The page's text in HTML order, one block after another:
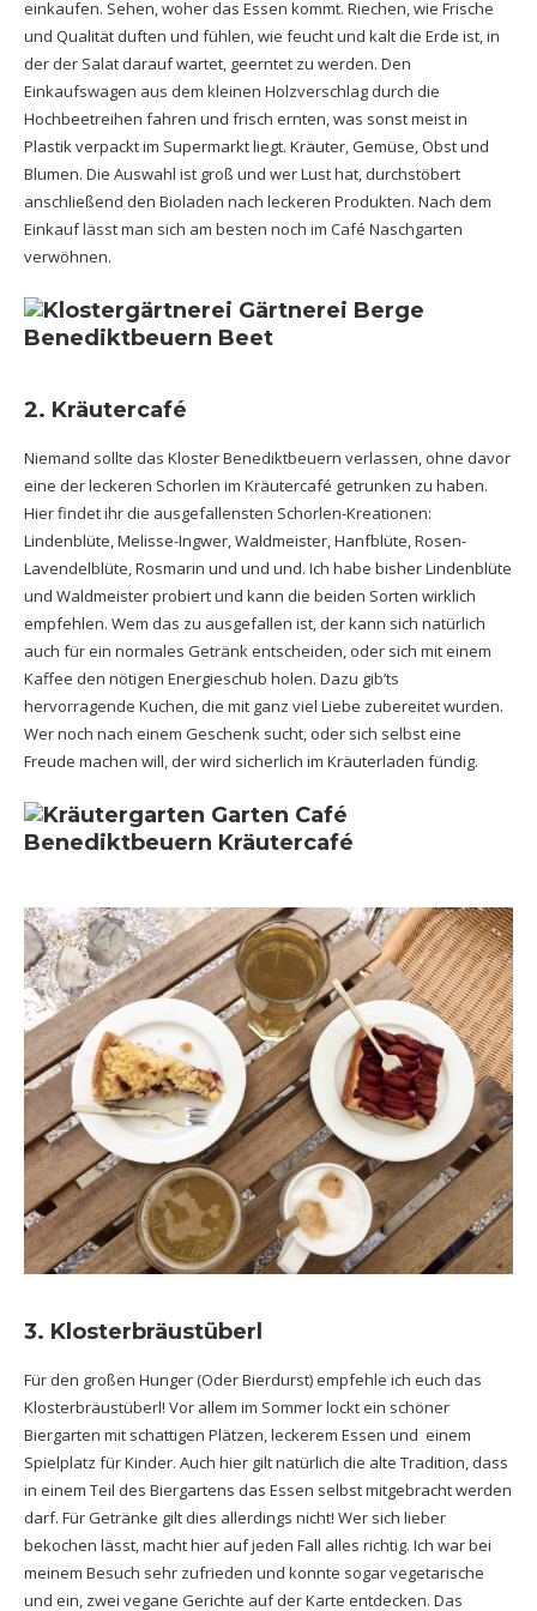
einkaufen. Sehen, woher das Essen kommt. Riechen, wie Frische
und Qualität duften und fühlen, wie feucht und kalt die Erde ist, in
der der Salat darauf wartet, geerntet zu werden. Den
Einkaufswagen aus dem kleinen Holzverschlag durch die
Hochbeetreihen fahren und frisch ernten, was sonst meist in
Plastik verpackt im Supermarkt liegt. Kräuter, Gemüse, Obst und
Blumen. Die Auswahl ist groß und wer Lust hat, durchstöbert
anschließend den Bioladen nach leckeren Produkten. Nach dem
Einkauf lässt man sich am besten noch im Café Naschgarten
verwöhnen.
2. Kräutercafé
Niemand sollte das Kloster Benediktbeuern verlassen, ohne davor
eine der leckeren Schorlen im Kräutercafé getrunken zu haben.
Hier findet ihr die ausgefallensten Schorlen-Kreationen:
Lindenblüte, Melisse-Ingwer, Waldmeister, Hanfblüte, Rosen-
Lavendelblüte, Rosmarin und und und. Ich habe bisher Lindenblüte
und Waldmeister probiert und kann die beiden Sorten wirklich
empfehlen. Wem das zu ausgefallen ist, der kann sich natürlich
auch für ein normales Getränk entscheiden, oder sich mit einem
Kaffee den nötigen Energieschub holen. Dazu gib’ts
hervorragende Kuchen, die mit ganz viel Liebe zubereitet wurden.
Wer noch nach einem Geschenk sucht, oder sich selbst eine
Freude machen will, der wird sicherlich im Kräuterladen fündig.
3. Klosterbräustüberl
Für den großen Hunger (Oder Bierdurst) empfehle ich euch das
Klosterbräustüberl! Vor allem im Sommer lockt ein schöner
Biergarten mit schattigen Plätzen, leckerem Essen und einem
Spielplatz für Kinder. Auch hier gilt natürlich die alte Tradition, dass
in einem Teil des Biergartens das Essen selbst mitgebracht werden
darf. Für Getränke gilt dies allerdings nicht! Wer sich lieber
bekochen lässt, macht hier auf jeden Fall alles richtig. Ich war bei
meinem Besuch sehr zufrieden und konnte sogar vegetarische
und ein, zwei vegane Gerichte auf der Karte entdecken. Das